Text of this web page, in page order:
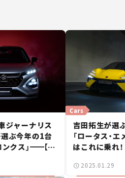
ジャーナリス
選ぶ今年の1台
クス」━━【若
イヤー2024-
Cars
吉田拓生が選
「ロータス・エ
はこれに乗れ
2025.01.29